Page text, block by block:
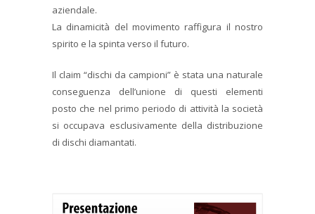
aziendale.
La dinamicità del movimento raffigura il nostro
spirito e la spinta verso il futuro.
Il claim “dischi da campioni” è stata una naturale
conseguenza dell’unione di questi elementi
posto che nel primo periodo di attività la società
si occupava esclusivamente della distribuzione
di dischi diamantati.